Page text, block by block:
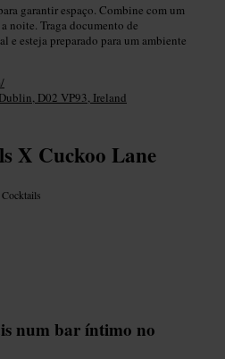
garantir espaço. Combine com um
noite. Traga documento de
e esteja preparado para um ambiente
D02 VP93, Ireland
X Cuckoo Lane
num bar íntimo no